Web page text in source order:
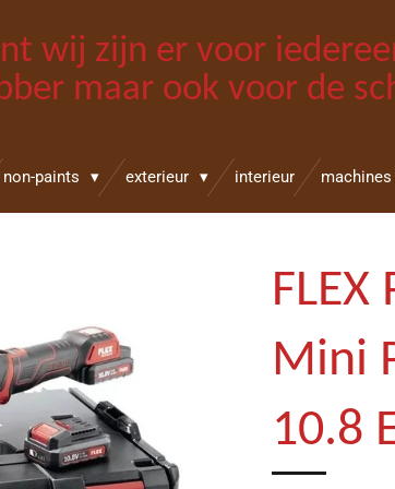
wij zijn er voor
maar ook voor de
non-paints exterieur interieur
FLEX
Mini
10.8